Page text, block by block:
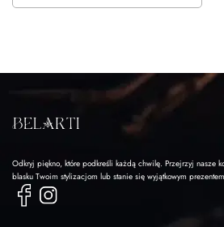
Odkryj piękno, które podkreśli każdą chwilę. Przejrzyj nasze
blasku Twoim stylizacjom lub stanie się wyjątkowym